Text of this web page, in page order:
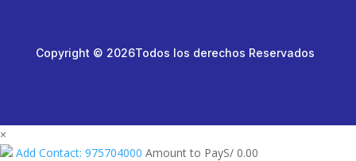
Copyright © 2026Todos los derechos Reservados
×
Add Contact: 975704000 Amount to PayS/ 0.00